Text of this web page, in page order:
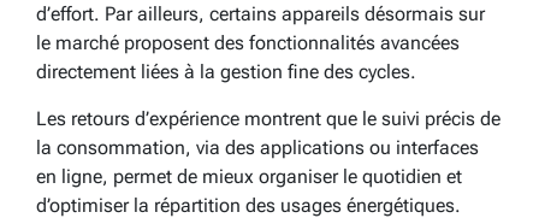
d’effort. Par ailleurs, certains appareils désormais sur
le marché proposent des fonctionnalités avancées
directement liées à la gestion fine des cycles.
Les retours d’expérience montrent que le suivi précis de
la consommation, via des applications ou interfaces
en ligne, permet de mieux organiser le quotidien et
d’optimiser la répartition des usages énergétiques.